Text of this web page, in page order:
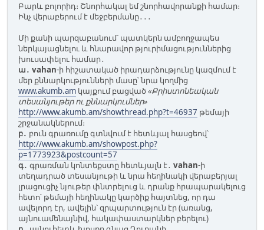
Բարև բոլորիդ։ Շնորհակալ եմ շնորհավորանքի համար։
Ինչ վերաբերում է մեջբերմանը․․․
Մի քանի պարզաբանում՝ պատկերն ամբողջապես
ներկայացնելու և հնարավոր թյուրիմացություններից
խուսափելու համար․
ա․ vahan-ի հիշատակած իրադարձությունը կազմում է
մեր քննարկությունների մասը՝ նրա կողմից
www.akumb.am կայքում բացված«Քրիստոնեական
տեսանյութեր ու քննարկումներ»
http://www.akumb.am/showthread.php?t=46937 թեմայի
շրջանակներում։
բ․ բուն գրառումը գտնվում է հետևյալ հասցեով՝
http://www.akumb.am/showpost.php?
p=1773923&postcount=57
գ․ գրառման կոնտեքստը հետևյալն է․ vahan-ի
տեղադրած տեսանյութի և նրա հեղինակի վերաբերյալ
լրացուցիչ նյութեր փնտրելուց և դրանք հրապարակելուց
հետո՝ թեմայի հեղինակը կարծիք հայտնեց, որ դա
ավելորդ էր, ավելին՝ զրպարտություն էր (առանց,
այնուամենայնիվ, հակափաստարկներ բերելու)